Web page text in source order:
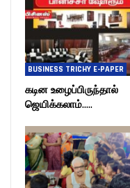
BUSINESS TRICHY E-PAPER
கடின உழைப்பிருந்தால்
ஜெயிக்கலாம்…..